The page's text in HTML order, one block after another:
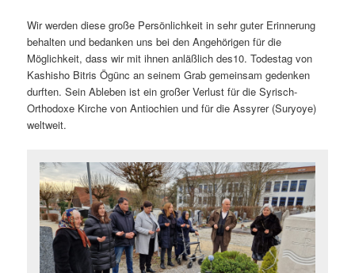
Wir werden diese große Persönlichkeit in sehr guter Erinnerung
behalten und bedanken uns bei den Angehörigen für die
Möglichkeit, dass wir mit ihnen anläßlich des10. Todestag von
Kashisho Bitris Ögünc an seinem Grab gemeinsam gedenken
durften. Sein Ableben ist ein großer Verlust für die Syrisch-
Orthodoxe Kirche von Antiochien und für die Assyrer (Suryoye)
weltweit.